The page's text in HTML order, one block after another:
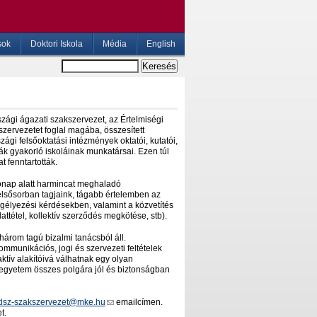
Doktori Iskola Média English
ágazati szakszervezet, az Értelmiségi
foglal magába, összesített
felsőoktatási intézmények oktatói, kutatói,
gyakorló iskoláinak munkatársai. Ezen túl
fenntartották.
alatt harmincat meghaladó
tagjaink, tágabb értelemben az
kérdésekben, valamint a közvetítés
kollektív szerződés megkötése, stb).
tagú bizalmi tanácsból áll.
jogi és szervezeti feltételek
alakítóivá válhatnak egy olyan
összes polgára jól és biztonságban
szakszervezet@mke.hu
emailcímen.